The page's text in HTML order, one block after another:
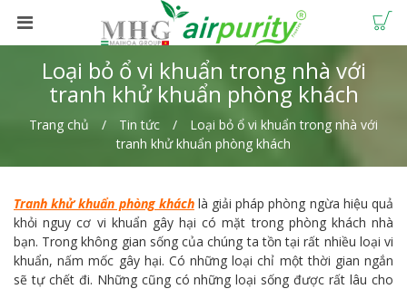
Loại bỏ ổ vi khuẩn trong nhà với
tranh khử khuẩn phòng khách
Trang chủ Tin tức
Loại bỏ ổ vi khuẩn trong nhà với
tranh khử khuẩn phòng khách
Tranh khử khuẩn phòng kháchlà giải pháp phòng ngừa hiệu quả
khỏi nguy cơ vi khuẩn gây hại có mặt trong phòng khách nhà
bạn. Trong không gian sống của chúng ta tồn tại rất nhiều loại vi
khuẩn, nấm mốc gây hại. Có những loại chỉ một thời gian ngắn
sẽ tự chết đi. Những cũng có những loại sống được rất lâu cho